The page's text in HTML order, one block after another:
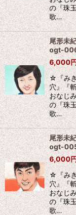
の『珠
歌…
尾形未
ogt-
6,000
☆『み
穴』『
おなじ
の『珠
歌…
尾形未
ogt-
6,000
☆『み
穴』『
おなじ
の『珠
歌…